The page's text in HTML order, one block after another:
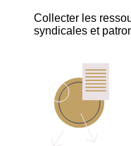
Collecter les
syndicales et